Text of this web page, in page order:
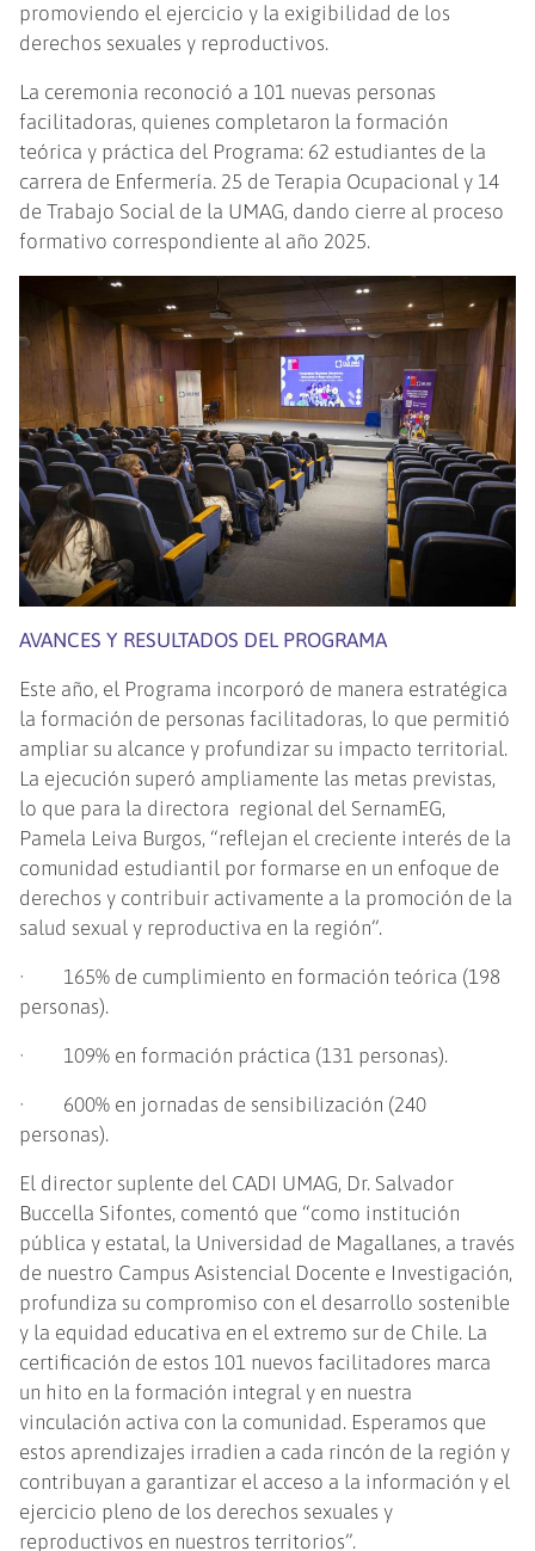
promoviendo el ejercicio y la exigibilidad de los
derechos sexuales y reproductivos.
La ceremonia reconoció a 101 nuevas personas
facilitadoras, quienes completaron la formación
teórica y práctica del Programa: 62 estudiantes de la
carrera de Enfermería. 25 de Terapia Ocupacional y 14
de Trabajo Social de la UMAG, dando cierre al proceso
formativo correspondiente al año 2025.
AVANCES Y RESULTADOS DEL PROGRAMA
Este año, el Programa incorporó de manera estratégica
la formación de personas facilitadoras, lo que permitió
ampliar su alcance y profundizar su impacto territorial.
La ejecución superó ampliamente las metas previstas,
lo que para la directora regional del SernamEG,
Pamela Leiva Burgos, “reflejan el creciente interés de la
comunidad estudiantil por formarse en un enfoque de
derechos y contribuir activamente a la promoción de la
salud sexual y reproductiva en la región”.
· 165% de cumplimiento en formación teórica (198
personas).
· 109% en formación práctica (131 personas).
· 600% en jornadas de sensibilización (240
personas).
El director suplente del CADI UMAG, Dr. Salvador
Buccella Sifontes, comentó que “como institución
pública y estatal, la Universidad de Magallanes, a través
de nuestro Campus Asistencial Docente e Investigación,
profundiza su compromiso con el desarrollo sostenible
y la equidad educativa en el extremo sur de Chile. La
certificación de estos 101 nuevos facilitadores marca
un hito en la formación integral y en nuestra
vinculación activa con la comunidad. Esperamos que
estos aprendizajes irradien a cada rincón de la región y
contribuyan a garantizar el acceso a la información y el
ejercicio pleno de los derechos sexuales y
reproductivos en nuestros territorios”.